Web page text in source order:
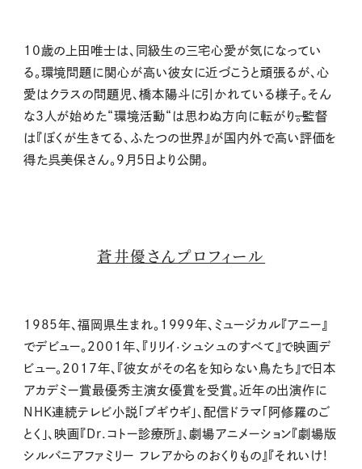
10歳の上田唯士は、同級生の三宅心愛が気になってい
る。環境問題に関心が高い彼女に近づこうと頑張るが、心
愛はクラスの問題児、橋本陽斗に引かれている様子。そん
な3人が始めた“環境活動“は思わぬ方向に転がり̶̶。監督
は『ぼくが生きてる、ふたつの世界』が国内外で高い評価を
得た呉美保さん。9月5日より公開。
蒼井優さんプロフィール
1985年、福岡県生まれ。1999年、ミュージカル『アニー』
でデビュー。2001年、『リリイ·シュシュのすべて』で映画デ
ビュー。2017年、『彼女がその名を知らない鳥たち』で日本
アカデミー賞最優秀主演女優賞を受賞。近年の出演作に
NHK連続テレビ小説「ブギウギ」、配信ドラマ「阿修羅のご
とく」、映画『Dr.コトー診療所』、劇場アニメーション『劇場版
シルバニアファミリー フレアからのおくりもの』『それいけ!